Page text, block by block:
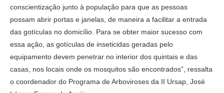
conscientização junto à população para que as pessoas
possam abrir portas e janelas, de maneira a facilitar a entrada
das gotículas no domicílio. Para se obter maior sucesso com
essa ação, as gotículas de inseticidas geradas pelo
equipamento devem penetrar no interior dos quintais e das
casas, nos locais onde os mosquitos são encontrados”, ressalta
o coordenador do Programa de Arboviroses da II Ursap, José